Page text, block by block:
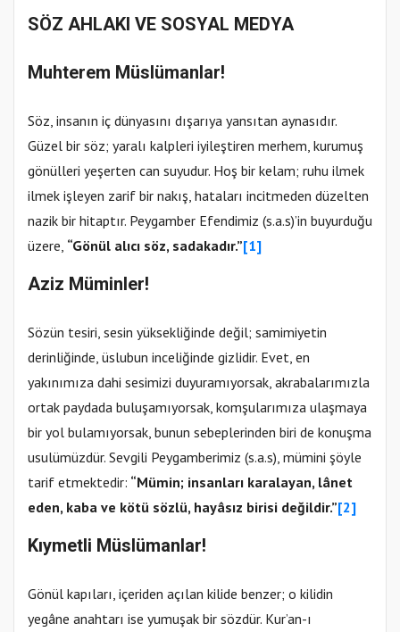
SÖZ AHLAKI VE SOSYAL MEDYA
Muhterem Müslümanlar!
Söz, insanın iç dünyasını dışarıya yansıtan aynasıdır.
Güzel bir söz; yaralı kalpleri iyileştiren merhem, kurumuş
gönülleri yeşerten can suyudur. Hoş bir kelam; ruhu ilmek
ilmek işleyen zarif bir nakış, hataları incitmeden düzelten
nazik bir hitaptır. Peygamber Efendimiz (s.a.s)’in buyurduğu
üzere, “Gönül alıcı söz, sadakadır.”[1]
Aziz Müminler!
Sözün tesiri, sesin yüksekliğinde değil; samimiyetin
derinliğinde, üslubun inceliğinde gizlidir. Evet, en
yakınımıza dahi sesimizi duyuramıyorsak, akrabalarımızla
ortak paydada buluşamıyorsak, komşularımıza ulaşmaya
bir yol bulamıyorsak, bunun sebeplerinden biri de konuşma
usulümüzdür. Sevgili Peygamberimiz (s.a.s), mümini şöyle
tarif etmektedir: “Mümin; insanları karalayan, lânet
eden, kaba ve kötü sözlü, hayâsız birisi değildir.”[2]
Kıymetli Müslümanlar!
Gönül kapıları, içeriden açılan kilide benzer; o kilidin
yegâne anahtarı ise yumuşak bir sözdür. Kur’an-ı